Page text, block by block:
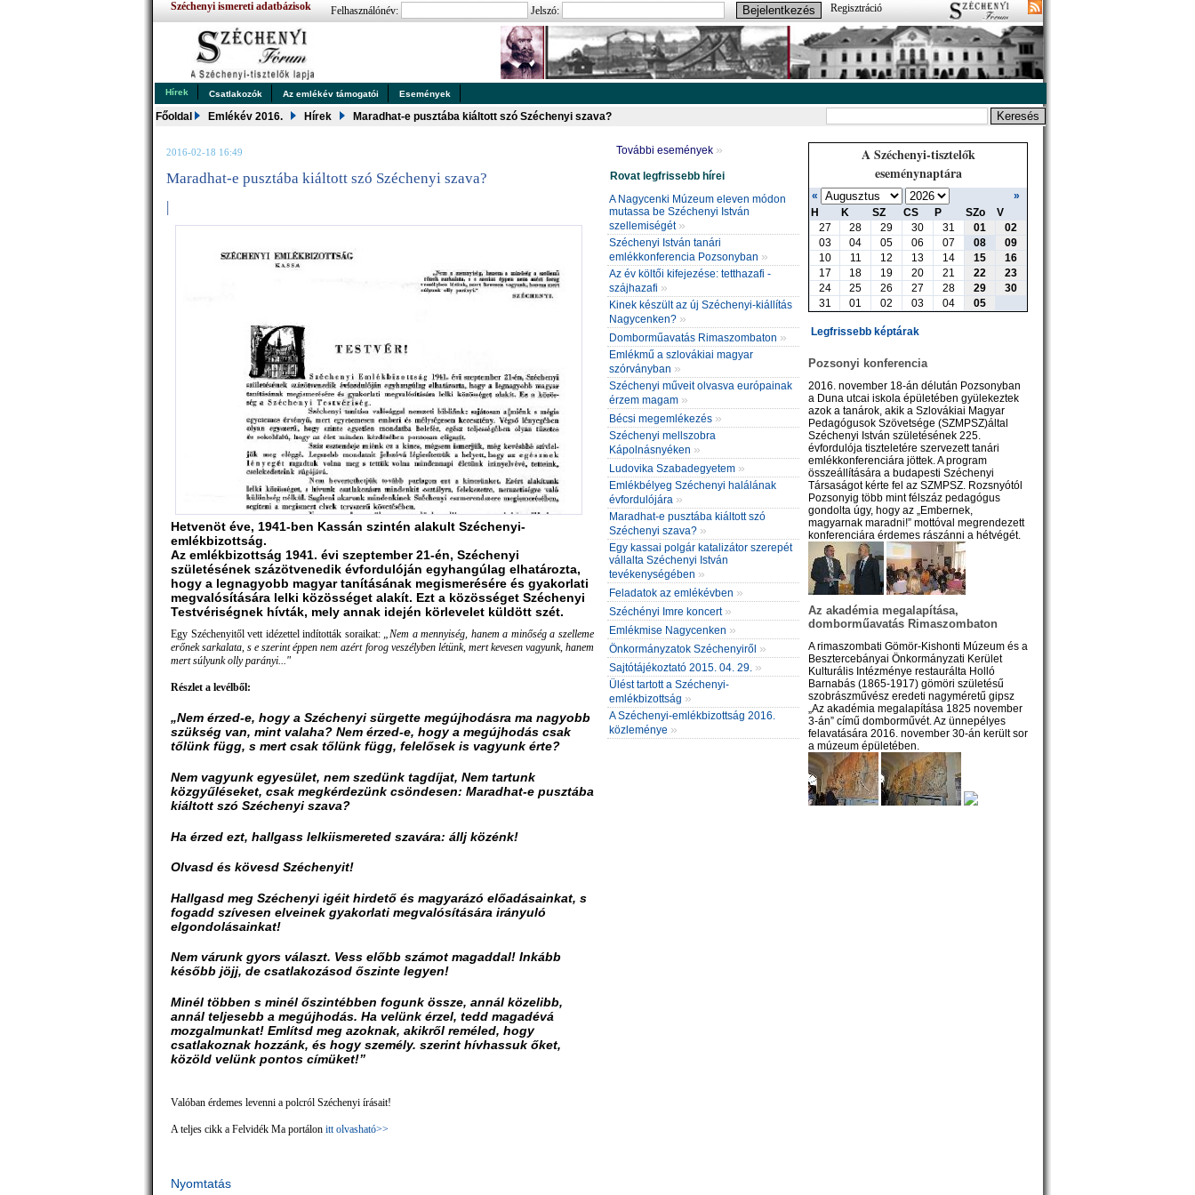
Széchenyi ismereti adatbázisok Felhasználónév: Jelszó: Regisztráció
Hírek Csatlakozók Az emlékév támogatói Események
Főoldal Emlékév 2016. Hírek Maradhat-e pusztába kiáltott szó Széchenyi szava?
2016-02-18 16:49
Maradhat-e pusztába kiáltott szó Széchenyi szava?
|
Hetvenöt éve, 1941-ben Kassán szintén alakult Széchenyi-
emlékbizottság.
Az emlékbizottság 1941. évi szeptember 21-én, Széchenyi
születésének százötvenedik évfordulóján egyhangúlag elhatározta,
hogy a legnagyobb magyar tanításának megismerésére és gyakorlati
megvalósítására lelki közösséget alakít. Ezt a közösséget Széchenyi
Testvériségnek hívták, mely annak idején körlevelet küldött szét.
Egy Széchenyitől vett idézettel indították soraikat:
„Nem a mennyiség, hanem a minőség a szelleme
erőnek sarkalata, s e szerint éppen nem azért forog veszélyben létünk, mert kevesen vagyunk, hanem
mert súlyunk olly parányi..."
Részlet a levélből:
„Nem érzed-e, hogy a Széchenyi sürgette megújhodásra ma nagyobb
szükség van, mint valaha? Nem érzed-e, hogy a megújhodás csak
tőlünk függ, s mert csak tőlünk függ, felelősek is vagyunk érte?
Nem vagyunk egyesület, nem szedünk tagdíjat, Nem tartunk
közgyűléseket, csak megkérdezünk csöndesen: Maradhat-e pusztába
kiáltott szó Széchenyi szava?
Ha érzed ezt, hallgass lelkiismereted szavára: állj közénk!
Olvasd és kövesd Széchenyit!
Hallgasd meg Széchenyi igéit hirdető és magyarázó előadásainkat, s
fogadd szívesen elveinek gyakorlati megvalósítására irányuló
elgondolásainkat!
Nem várunk gyors választ. Vess előbb számot magaddal! Inkább
később jöjj, de csatlakozásod őszinte legyen!
Minél többen s minél őszintébben fogunk össze, annál közelibb,
annál teljesebb a megújhodás. Ha velünk érzel, tedd magadévá
mozgalmunkat! Említsd meg azoknak, akikről reméled, hogy
csatlakoznak hozzánk, és hogy személy. szerint hívhassuk őket,
közöld velünk pontos címüket!”
Valóban érdemes levenni a polcról Széchenyi írásait!
A teljes cikk a Felvidék Ma portálon itt olvasható>>
Nyomtatás
További események »
Rovat legfrissebb hírei
A Nagycenki Múzeum eleven módon
mutassa be Széchenyi István
szellemiségét »
Széchenyi István tanári
emlékkonferencia Pozsonyban »
Az év költői kifejezése: tetthazafi -
szájhazafi »
Kinek készült az új Széchenyi-kiállítás
Nagycenken? »
Domborműavatás Rimaszombaton »
Emlékmű a szlovákiai magyar
szórványban »
Széchenyi műveit olvasva európainak
érzem magam »
Bécsi megemlékezés »
Széchenyi mellszobra
Kápolnásnyéken »
Ludovika Szabadegyetem »
Emlékbélyeg Széchenyi halálának
évfordulójára »
Maradhat-e pusztába kiáltott szó
Széchenyi szava? »
Egy kassai polgár katalizátor szerepét
vállalta Széchenyi István
tevékenységében »
Feladatok az emlékévben »
Széchényi Imre koncert »
Emlékmise Nagycenken »
Önkormányzatok Széchenyiről »
Sajtótájékoztató 2015. 04. 29. »
Ülést tartott a Széchenyi-
emlékbizottság »
A Széchenyi-emlékbizottság 2016.
közleménye »
A Széchenyi-tisztelők
eseménynaptára
«
»
H
K SZ CS P SZo
V
27
28 29 30 31 01
02
03
04 05 06 07 08
09
10
11 12 13 14 15
16
17
18 19 20 21 22
23
24
25 26 27 28 29
30
31
01 02 03 04 05
Legfrissebb képtárak
Pozsonyi konferencia
2016. november 18-án délután Pozsonyban
a Duna utcai iskola épületében gyülekeztek
azok a tanárok, akik a Szlovákiai Magyar
Pedagógusok Szövetsége (SZMPSZ)által
Széchenyi István születésének 225.
évfordulója tiszteletére szervezett tanári
emlékkonferenciára jöttek. A program
összeállítására a budapesti Széchenyi
Társaságot kérte fel az SZMPSZ. Rozsnyótól
Pozsonyig több mint félszáz pedagógus
gondolta úgy, hogy az „Embernek,
magyarnak maradni!” mottóval megrendezett
konferenciára érdemes rászánni a hétvégét.
Az akadémia megalapítása,
domborműavatás Rimaszombaton
A rimaszombati Gömör-Kishonti Múzeum és a
Besztercebányai Önkormányzati Kerület
Kulturális Intézménye restaurálta Holló
Barnabás (1865-1917) gömöri születésű
szobrászművész eredeti nagyméretű gipsz
„Az akadémia megalapítása 1825 november
3-án” című domborművét. Az ünnepélyes
felavatására 2016. november 30-án került sor
a múzeum épületében.